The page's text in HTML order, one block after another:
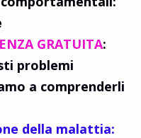
GRATUITA:
problemi
a comprenderli
della malattia: